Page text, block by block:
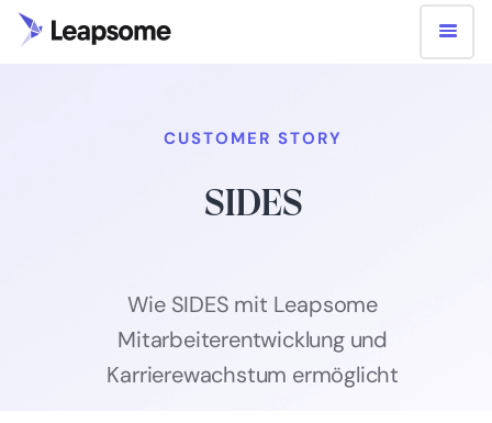
CUSTOMER STORY
SIDES
Wie SIDES mit Leapsome
Mitarbeiterentwicklung und
Karrierewachstum ermöglicht